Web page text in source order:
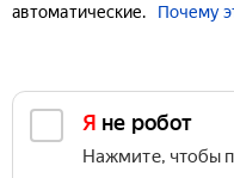
автоматические.
Почему
Я не робот
Нажмите, чтобы